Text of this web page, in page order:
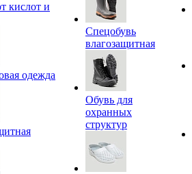
кислот и
одежда
Спецобувь
влагозащитная
Обувь для
охранных
структур